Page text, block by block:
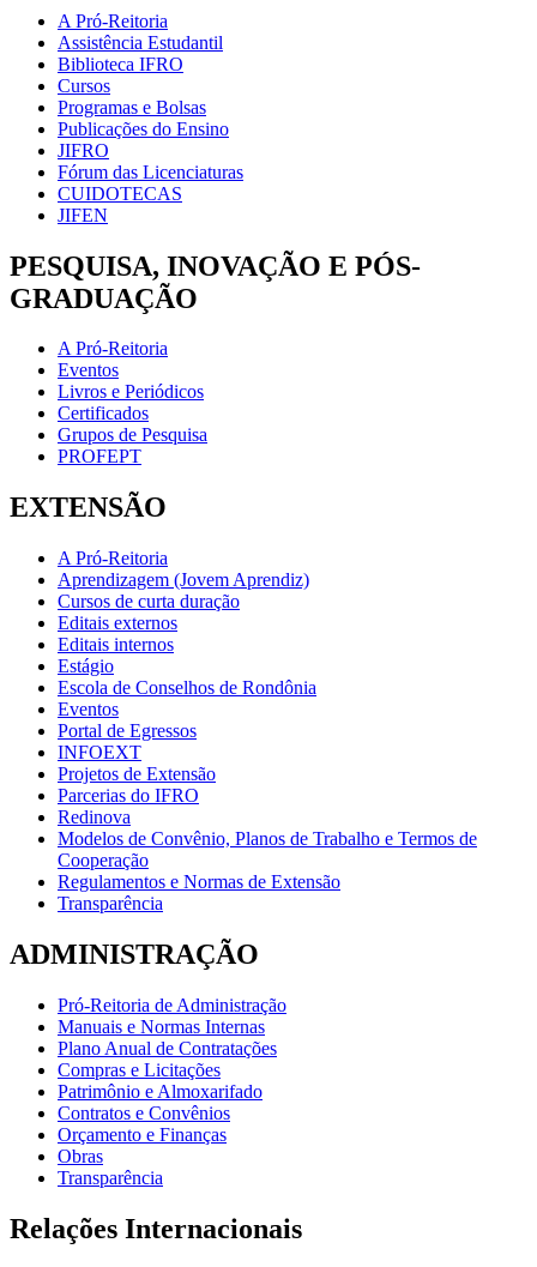
A Pró-Reitoria
Assistência Estudantil
Biblioteca IFRO
Cursos
Programas e Bolsas
Publicações do Ensino
JIFRO
Fórum das Licenciaturas
CUIDOTECAS
JIFEN
PESQUISA, INOVAÇÃO E PÓS-
GRADUAÇÃO
A Pró-Reitoria
Eventos
Livros e Periódicos
Certificados
Grupos de Pesquisa
PROFEPT
EXTENSÃO
A Pró-Reitoria
Aprendizagem (Jovem Aprendiz)
Cursos de curta duração
Editais externos
Editais internos
Estágio
Escola de Conselhos de Rondônia
Eventos
Portal de Egressos
INFOEXT
Projetos de Extensão
Parcerias do IFRO
Redinova
Modelos de Convênio, Planos de Trabalho e Termos de
Cooperação
Regulamentos e Normas de Extensão
Transparência
ADMINISTRAÇÃO
Pró-Reitoria de Administração
Manuais e Normas Internas
Plano Anual de Contratações
Compras e Licitações
Patrimônio e Almoxarifado
Contratos e Convênios
Orçamento e Finanças
Obras
Transparência
Relações Internacionais